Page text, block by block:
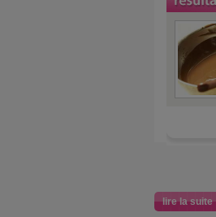
lire la suite